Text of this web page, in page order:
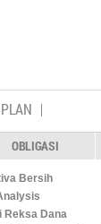
PLAN
OBLIGASI
Bersih
Reksa Dana